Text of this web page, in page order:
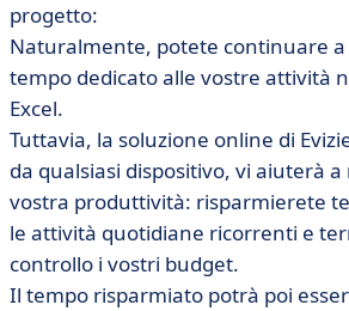
progetto:
Naturalmente, potete continuare
tempo dedicato alle vostre attività
Excel.
Tuttavia, la soluzione online di
da qualsiasi dispositivo, vi aiuterà
vostra produttività: risparmierete
le attività quotidiane ricorrenti e
controllo i vostri budget.
Il tempo risparmiato potrà poi